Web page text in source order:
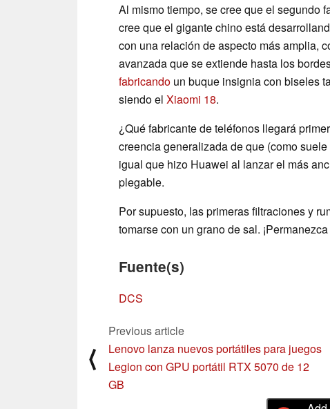
Al mismo tiempo, se cree que el segundo
cree que el gigante chino está
con una relación de aspecto más amplia,
avanzada que se extiende hasta los
fabricando un buque insignia con biseles
siendo el Xiaomi 18.
¿Qué fabricante de teléfonos llegará
creencia generalizada de que (como
igual que hizo Huawei al lanzar el más
plegable.
Por supuesto, las primeras filtraciones y
tomarse con un grano de sal.
Fuente(s)
DCS
⟨
Previous article
Lenovo lanza nuevos portátiles para juegos
Legion con GPU portátil RTX 5070 de 12
GB